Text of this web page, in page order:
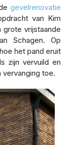
gevelrenovatie
van Kim
vrijstaande
Schagen. Op
het pand eruit
zijn vervuild en
toe.